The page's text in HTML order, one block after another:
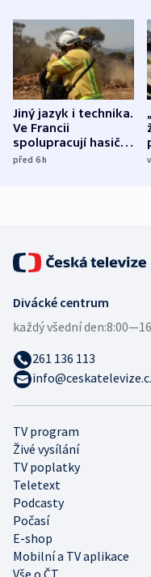
Jiný jazyk i technika.
Ve Francii
spolupracují hasiči z
různých zemí
před 6h
TV program
Živé vysílání
TV poplatky
Teletext
Podcasty
Počasí
E-shop
Mobilní a TV aplikace
Divácké centrum
každý všední den:
261 136 113